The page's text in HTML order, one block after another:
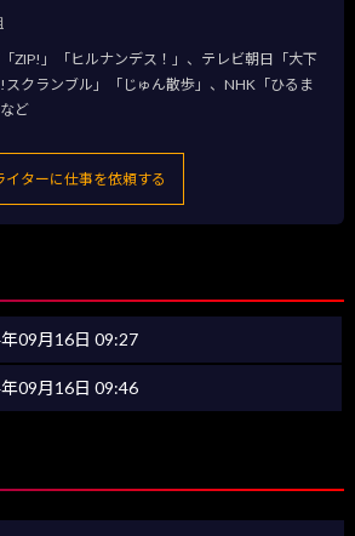
ZIP!」「ヒルナンデス！」、テレビ朝日「大下
スクランブル」「じゅん散歩」、NHK「ひるま
ど
イターに仕事を依頼する
09月16日 09:27
09月16日 09:46